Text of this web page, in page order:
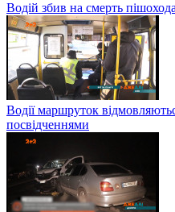
Водій збив на смерть
Водії маршруток
посвідченнями